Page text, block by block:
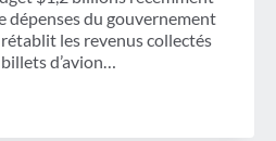
dépenses du gouvernement
les revenus collectés
d’avion…